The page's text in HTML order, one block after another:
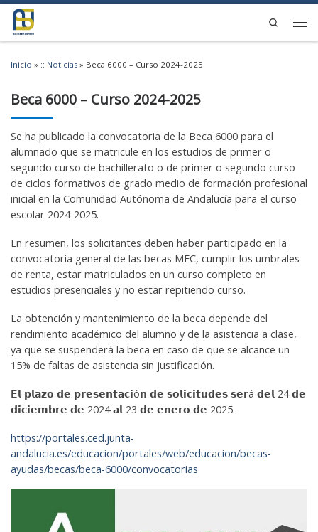
Saltar al contenido
Search
Inicio » :: Noticias » Beca 6000 – Curso 2024-2025
Beca 6000 – Curso 2024-2025
Se ha publicado la convocatoria de la Beca 6000 para el
alumnado que se matricule en los estudios de primer o
segundo curso de bachillerato o de primer o segundo curso
de ciclos formativos de grado medio de formación profesional
inicial en la Comunidad Autónoma de Andalucía para el curso
escolar 2024-2025.
En resumen, los solicitantes deben haber participado en la
convocatoria general de las becas MEC, cumplir los umbrales
de renta, estar matriculados en un curso completo en
estudios presenciales y no estar repitiendo curso.
La obtención y mantenimiento de la beca depende del
rendimiento académico del alumno y de la asistencia a clase,
ya que se suspenderá la beca en caso de que se alcance un
15% de faltas de asistencia sin justificación.
𝗘𝗹 𝗽𝗹𝗮𝘇𝗼 𝗱𝗲 𝗽𝗿𝗲𝘀𝗲𝗻𝘁𝗮𝗰𝗶ó𝗻 𝗱𝗲 𝘀𝗼𝗹𝗶𝗰𝗶𝘁𝘂𝗱𝗲𝘀 𝘀𝗲𝗿á 𝗱𝗲𝗹 24 𝗱𝗲
𝗱𝗶𝗰𝗶𝗲𝗺𝗯𝗿𝗲 𝗱𝗲 2024 𝗮𝗹 23 𝗱𝗲 𝗲𝗻𝗲𝗿𝗼 𝗱𝗲 2025.
https://portales.ced.junta-
andalucia.es/educacion/portales/web/educacion/becas-
ayudas/becas/beca-6000/convocatorias